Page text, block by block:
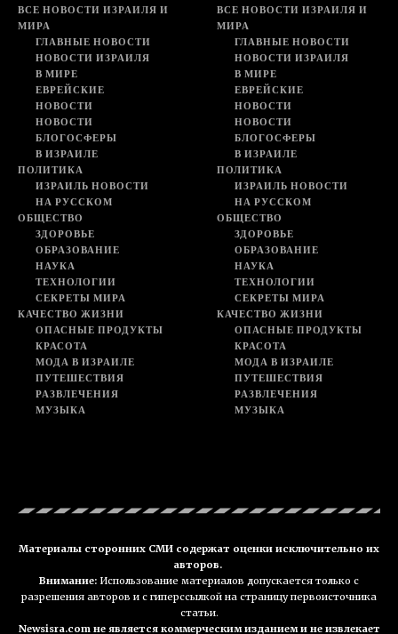
ВСЕ НОВОСТИ ИЗРАИЛЯ И
МИРА
ГЛАВНЫЕ НОВОСТИ
НОВОСТИ ИЗРАИЛЯ
В МИРЕ
ЕВРЕЙСКИЕ
НОВОСТИ
НОВОСТИ
БЛОГОСФЕРЫ
В ИЗРАИЛЕ
ПОЛИТИКА
ИЗРАИЛЬ НОВОСТИ
НА РУССКОМ
ОБЩЕСТВО
ЗДОРОВЬЕ
ОБРАЗОВАНИЕ
НАУКА
ТЕХНОЛОГИИ
СЕКРЕТЫ МИРА
КАЧЕСТВО ЖИЗНИ
ОПАСНЫЕ ПРОДУКТЫ
КРАСОТА
МОДА В ИЗРАИЛЕ
ПУТЕШЕСТВИЯ
РАЗВЛЕЧЕНИЯ
МУЗЫКА
ВСЕ НОВОСТИ ИЗРАИЛЯ И
МИРА
ГЛАВНЫЕ НОВОСТИ
НОВОСТИ ИЗРАИЛЯ
В МИРЕ
ЕВРЕЙСКИЕ
НОВОСТИ
НОВОСТИ
БЛОГОСФЕРЫ
В ИЗРАИЛЕ
ПОЛИТИКА
ИЗРАИЛЬ НОВОСТИ
НА РУССКОМ
ОБЩЕСТВО
ЗДОРОВЬЕ
ОБРАЗОВАНИЕ
НАУКА
ТЕХНОЛОГИИ
СЕКРЕТЫ МИРА
КАЧЕСТВО ЖИЗНИ
ОПАСНЫЕ ПРОДУКТЫ
КРАСОТА
МОДА В ИЗРАИЛЕ
ПУТЕШЕСТВИЯ
РАЗВЛЕЧЕНИЯ
МУЗЫКА
Материалы сторонних СМИ содержат оценки исключительно их
авторов.
Внимание: Использование материалов допускается только с
разрешения авторов и с гиперссылкой на страницу первоисточника
статьи.
Newsisra.com не является коммерческим изданием и не извлекает